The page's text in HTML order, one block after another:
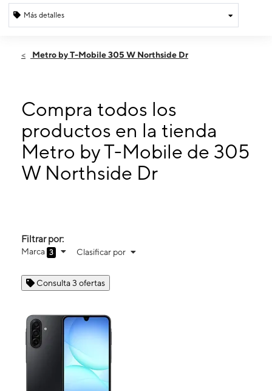
Más detalles
Jueves:10:00 a. m. a 8:00 p. m.
Lunes:
10:00 a. m. a 8:00 p. m.
Martes: 10:00 a. m. a 8:00 p. m.
Miérc:10:00 a. m. a 8:00 p. m.
305 W Northside Dr Fort Worth, TX 76164
Metro by T-Mobile 305 W Northside Dr
Compra todos los
productos en la tienda
Metro by T-Mobile de 305
W Northside Dr
Filtrar por:
Marca 3 Clasificar por
Consulta 3 ofertas